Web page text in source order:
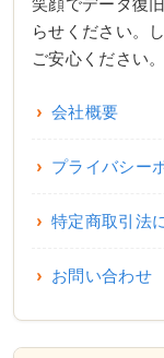
らせください。
ご安心ください。
会社概要
プライバシー
特定商取引法
お問い合わせ